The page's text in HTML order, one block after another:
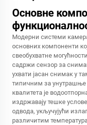
Основне
Модерни системи
основних компоненти
свеобухватне
садржи сензор за
ухвати јасан снимак у
типичним за унутрашње
квалитета је
издржавају тешке
одвода, укључујући
различитим